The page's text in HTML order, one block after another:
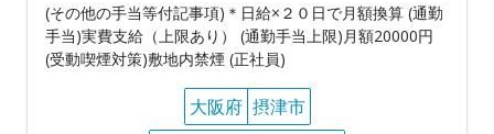
(その他の手当等付記事項)＊日給×２０日で月額換算 (通勤
手当)実費支給（上限あり） (通勤手当上限)月額20000円
(受動喫煙対策)敷地内禁煙 (正社員)
大阪府 摂津市